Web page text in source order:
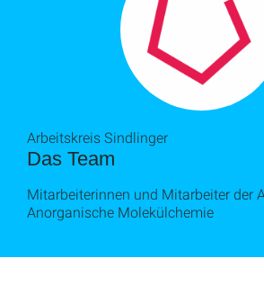
Das Team
Arbeitskreis Sindlinger
Mitarbeiterinnen und Mitarbeiter der
Anorganische Molekülchemie